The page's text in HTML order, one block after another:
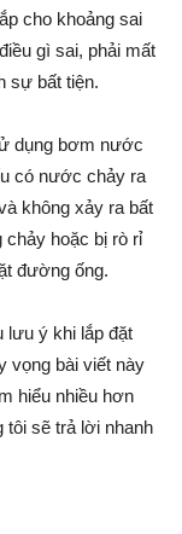
cho khoảng sai
gì sai, phải mất
sự bất tiện.
dụng bơm nước
có nước chảy ra
không xảy ra bất
hoặc bị rò rỉ
đường ống.
lưu ý khi lắp đặt
vọng bài viết này
hiểu nhiều hơn
tôi sẽ trả lời nhanh